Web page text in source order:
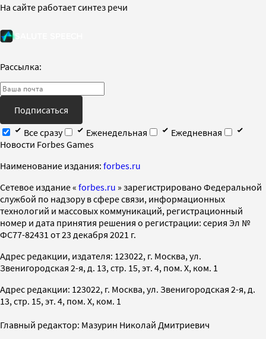
На сайте работает синтез речи
Рассылка:
Подписаться
Все сразу
Еженедельная
Ежедневная
Новости Forbes Games
Наименование издания: forbes.ru
Cетевое издание « forbes.ru » зарегистрировано Федеральной
службой по надзору в сфере связи, информационных
технологий и массовых коммуникаций, регистрационный
номер и дата принятия решения о регистрации: серия Эл №
ФС77-82431 от 23 декабря 2021 г.
Адрес редакции, издателя: 123022, г. Москва, ул.
Звенигородская 2-я, д. 13, стр. 15, эт. 4, пом. X, ком. 1
Адрес редакции: 123022, г. Москва, ул. Звенигородская 2-я, д.
13, стр. 15, эт. 4, пом. X, ком. 1
Главный редактор: Мазурин Николай Дмитриевич